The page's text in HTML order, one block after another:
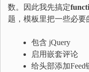
数。因此我先搞定
题，模板里把一些必要
包含 jQuery
启用嵌套评论
给头部添加Feed